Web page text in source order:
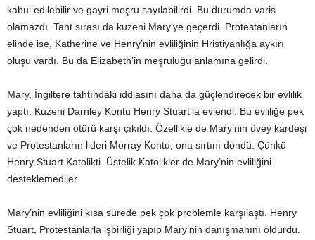
kabul edilebilir ve gayri meşru sayılabilirdi. Bu durumda varis
olamazdı. Taht sırası da kuzeni Mary’ye geçerdi. Protestanların
elinde ise, Katherine ve Henry’nin evliliğinin Hristiyanlığa aykırı
oluşu vardı. Bu da Elizabeth’in meşruluğu anlamına gelirdi.
Mary, İngiltere tahtındaki iddiasını daha da güçlendirecek bir evlilik
yaptı. Kuzeni Darnley Kontu Henry Stuart’la evlendi. Bu evliliğe pek
çok nedenden ötürü karşı çıkıldı. Özellikle de Mary’nin üvey kardeşi
ve Protestanların lideri Morray Kontu, ona sırtını döndü. Çünkü
Henry Stuart Katolikti. Üstelik Katolikler de Mary’nin evliliğini
desteklemediler.
Mary’nin evliliğini kısa sürede pek çok problemle karşılaştı. Henry
Stuart, Protestanlarla işbirliği yapıp Mary’nin danışmanını öldürdü.